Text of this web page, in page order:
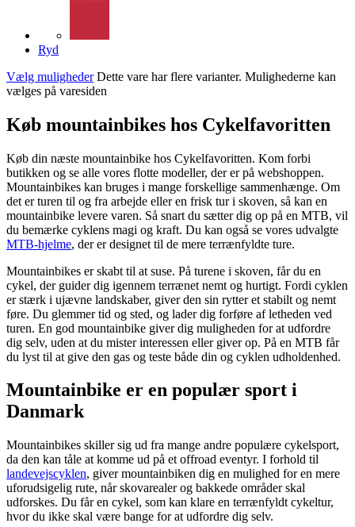
Ryd
Vælg muligheder Dette vare har flere varianter. Mulighederne kan
vælges på varesiden
Køb mountainbikes hos Cykelfavoritten
Køb din næste mountainbike hos Cykelfavoritten. Kom forbi
butikken og se alle vores flotte modeller, der er på webshoppen.
Mountainbikes kan bruges i mange forskellige sammenhænge. Om
det er turen til og fra arbejde eller en frisk tur i skoven, så kan en
mountainbike levere varen. Så snart du sætter dig op på en MTB, vil
du bemærke cyklens magi og kraft. Du kan også se vores udvalgte
MTB-hjelme, der er designet til de mere terrænfyldte ture.
Mountainbikes er skabt til at suse. På turene i skoven, får du en
cykel, der guider dig igennem terrænet nemt og hurtigt. Fordi cyklen
er stærk i ujævne landskaber, giver den sin rytter et stabilt og nemt
føre. Du glemmer tid og sted, og lader dig forføre af letheden ved
turen. En god mountainbike giver dig muligheden for at udfordre
dig selv, uden at du mister interessen eller giver op. På en MTB får
du lyst til at give den gas og teste både din og cyklen udholdenhed.
Mountainbike er en populær sport i
Danmark
Mountainbikes skiller sig ud fra mange andre populære cykelsport,
da den kan tåle at komme ud på et offroad eventyr. I forhold til
landevejscyklen, giver mountainbiken dig en mulighed for en mere
uforudsigelig rute, når skovarealer og bakkede områder skal
udforskes. Du får en cykel, som kan klare en terrænfyldt cykeltur,
hvor du ikke skal være bange for at udfordre dig selv.